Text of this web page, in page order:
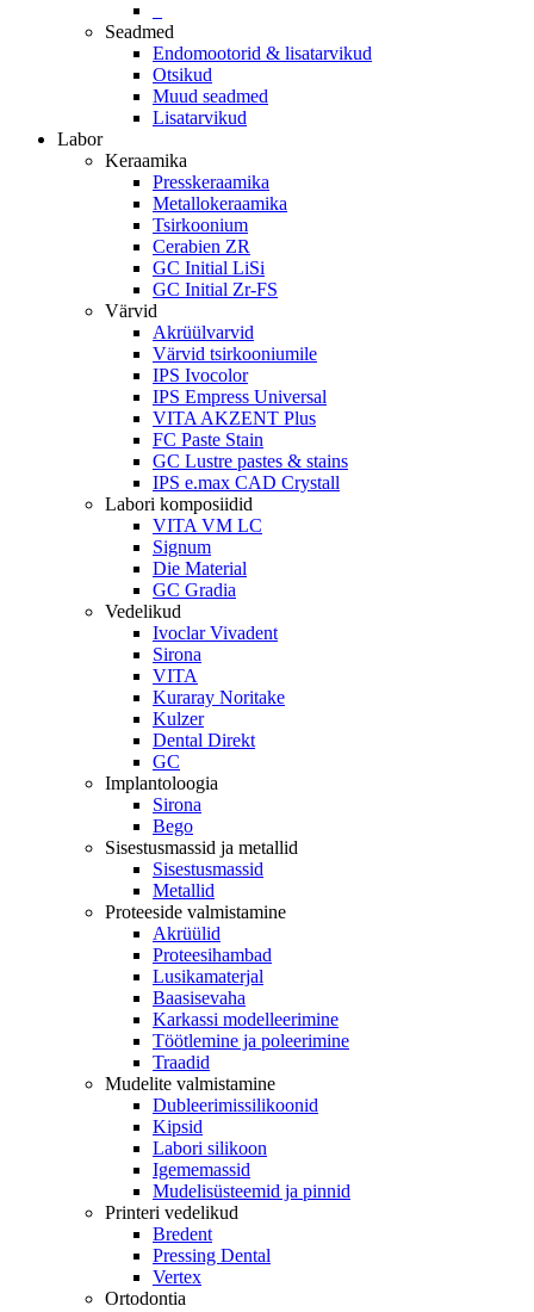
Seadmed
Endomootorid & lisatarvikud
Otsikud
Muud seadmed
Lisatarvikud
Labor
Keraamika
Presskeraamika
Metallokeraamika
Tsirkoonium
Cerabien ZR
GC Initial LiSi
GC Initial Zr-FS
Värvid
Akrüülvarvid
Värvid tsirkooniumile
IPS Ivocolor
IPS Empress Universal
VITA AKZENT Plus
FC Paste Stain
GC Lustre pastes & stains
IPS e.max CAD Crystall
Labori komposiidid
VITA VM LC
Signum
Die Material
GC Gradia
Vedelikud
Ivoclar Vivadent
Sirona
VITA
Kuraray Noritake
Kulzer
Dental Direkt
GC
Implantoloogia
Sirona
Bego
Sisestusmassid ja metallid
Sisestusmassid
Metallid
Proteeside valmistamine
Akrüülid
Proteesihambad
Lusikamaterjal
Baasisevaha
Karkassi modelleerimine
Töötlemine ja poleerimine
Traadid
Mudelite valmistamine
Dubleerimissilikoonid
Kipsid
Labori silikoon
Igememassid
Mudelisüsteemid ja pinnid
Printeri vedelikud
Bredent
Pressing Dental
Vertex
Ortodontia